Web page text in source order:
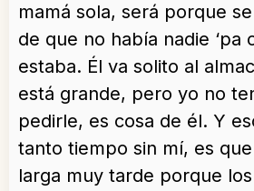
mamá sola, será porque
de que no había nadie ‘pa
estaba. Él va solito al
está grande, pero yo no
pedirle, es cosa de él. Y
tanto tiempo sin mí, es
larga muy tarde porque